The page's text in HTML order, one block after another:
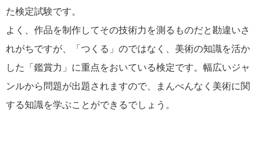
た検定試験です。
よく、作品を制作してその技術力を測るものだと勘違いさ
れがちですが、「つくる」のではなく、美術の知識を活か
した「鑑賞力」に重点をおいている検定です。幅広いジャ
ンルから問題が出題されますので、まんべんなく美術に関
する知識を学ぶことができるでしょう。